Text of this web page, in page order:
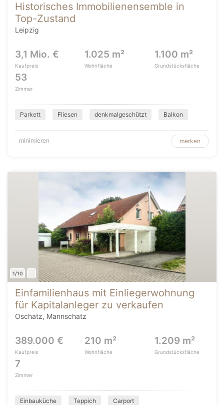
Historisches Immobilienensemble in
Top-Zustand
Leipzig
3,1 Mio. €
Kaufpreis
1.025 m²
Wohnfläche
1.100 m²
Grundstücksfläche
53
Zimmer
Parkett Fliesen denkmalgeschützt Balkon
minimieren merken
1/10
Einfamilienhaus mit Einliegerwohnung
für Kapitalanleger zu verkaufen
Oschatz, Mannschatz
389.000 €
Kaufpreis
210 m²
Wohnfläche
1.209 m²
Grundstücksfläche
7
Zimmer
Einbauküche Teppich Carport